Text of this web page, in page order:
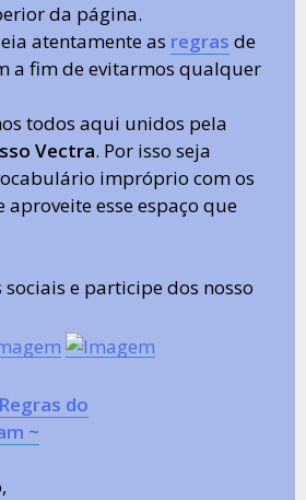
da página.
atentamente as regras de
a fim de evitarmos qualquer
todos aqui unidos pela
Vectra. Por isso seja
impróprio com os
esse espaço que
sociais e participe dos nosso
do
~